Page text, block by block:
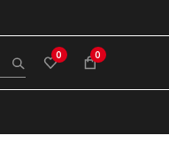
0 0